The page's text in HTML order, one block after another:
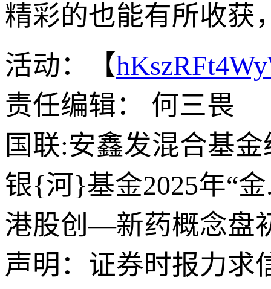
精彩的也能有所收获
活动：【
责任编辑： 何三畏
国联:安鑫发混合基
银{河}基金2025年“
港股创—新药概念盘
声明：证券时报力求